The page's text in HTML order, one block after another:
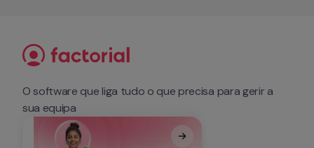
O software que liga tudo o que precisa para gerir a
sua equipa